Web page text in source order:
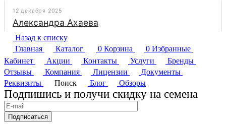
Назад к списку
Главная
Каталог 0 Корзина 0 Избранные
Кабинет
Акции Контакты Услуги
Бренды
Отзывы
Компания Лицензии
Документы
Реквизиты
Поиск Блог Обзоры
Подпишись и получи скидку на семена
Подписаться